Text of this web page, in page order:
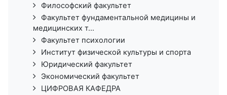
Философский факультет
Факультет фундаментальной медицины и
медицинских т...
Факультет психологии
Институт физической культуры и спорта
Юридический факультет
Экономический факультет
ЦИФРОВАЯ КАФЕДРА